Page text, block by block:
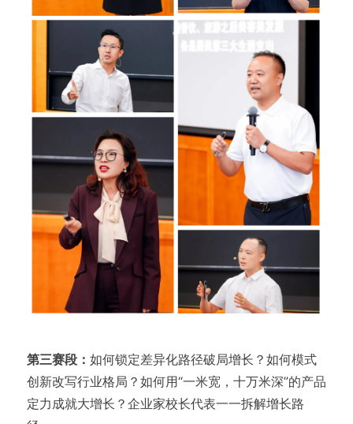
第三赛段： 如何锁定差异化路径破局增长？如何模式
创新改写行业格局？如何用“一米宽，十万米深”的产品
定力成就大增长？企业家校长代表一一拆解增长路